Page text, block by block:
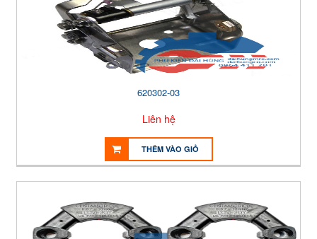
620302-03
Liên hệ
THÊM VÀO GIỎ